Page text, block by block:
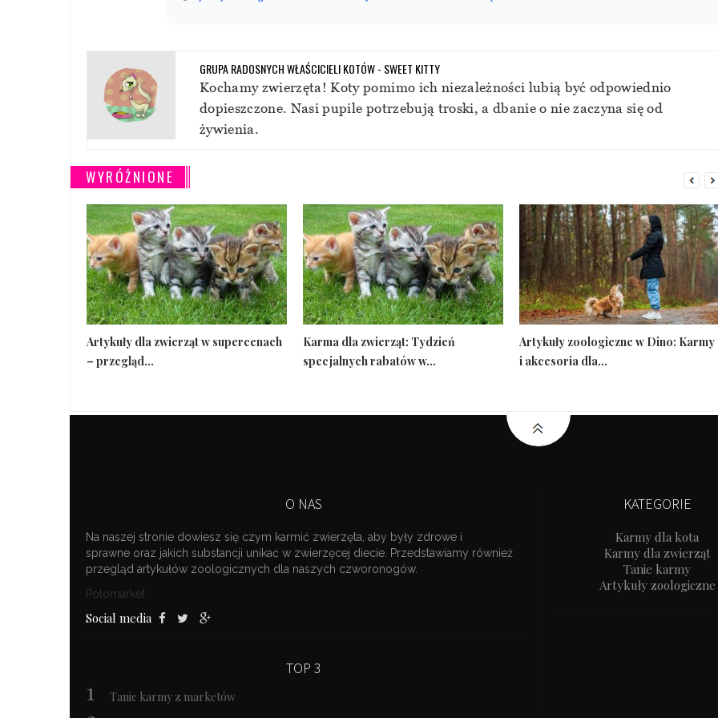
GRUPA RADOSNYCH WŁAŚCICIELI KOTÓW - SWEET KITTY
Kochamy zwierzęta! Koty pomimo ich niezależności lubią być odpowiednio
dopieszczone. Nasi pupile potrzebują troski, a dbanie o nie zaczyna się od
żywienia.
WYRÓŻNIONE
Artykuły dla zwierząt w supercenach
– przegląd...
Karma dla zwierząt: Tydzień
specjalnych rabatów w...
Artykuły zoologiczne w Dino: Karmy
i akcesoria dla...
O NAS
Na naszej stronie dowiesz się czym karmić zwierzęta, aby były zdrowe i
sprawne oraz jakich substancji unikać w zwierzęcej diecie. Przedstawiamy również
przegląd artykułów zoologicznych dla naszych czworonogów.
Polomarket
Social media
TOP 3
Tanie karmy z marketów
KATEGORIE
Karmy dla kota
Karmy dla zwierząt
Tanie karmy
Artykuły zoologiczne